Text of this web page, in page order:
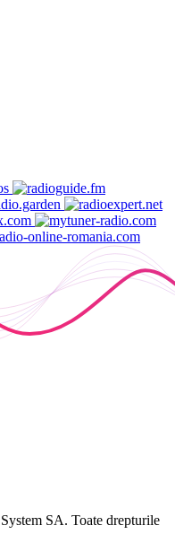
SA. Toate drepturile